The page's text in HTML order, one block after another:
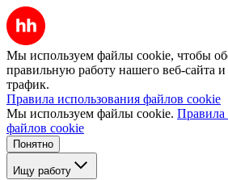
Мы используем файлы cookie, чтобы
правильную работу нашего веб-сайта и
трафик.
Правила использования файлов cookie
Мы используем файлы cookie. Правила
файлов cookie
Понятно
Ищу работу